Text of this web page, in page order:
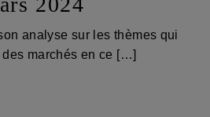
analyse sur les thèmes qui
des marchés en ce […]